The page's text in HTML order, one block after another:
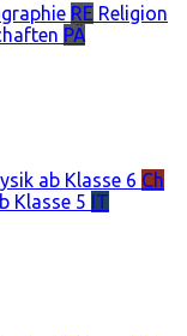
RE Religion
PÄ
ab Klasse 6 Ch
Klasse 5 IT